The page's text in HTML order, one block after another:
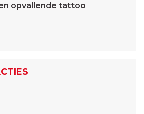
opvallende tattoo